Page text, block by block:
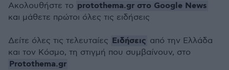
Ακολουθήστε το protothema.gr στο Google News
και μάθετε πρώτοι όλες τις ειδήσεις
Δείτε όλες τις τελευταίες Ειδήσεις από την Ελλάδα
και τον Κόσμο, τη στιγμή που συμβαίνουν, στο
Protothema.gr